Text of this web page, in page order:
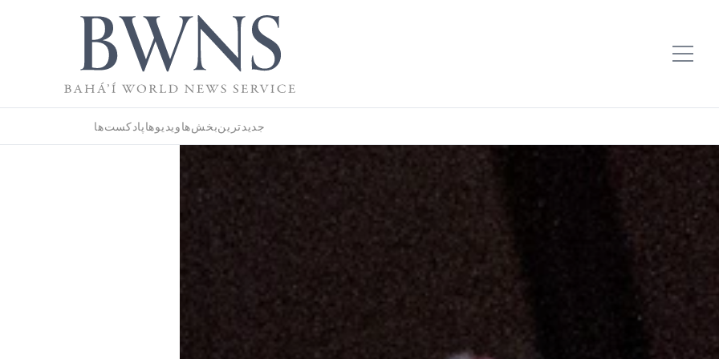
جدیدترینبخش‌هاویدیوهاپادکست‌ها